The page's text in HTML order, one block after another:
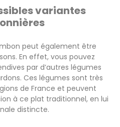
variantes
peut également être
En effet, vous pouvez
par d’autres légumes
Ces légumes sont très
de France et peuvent
à ce plat traditionnel, en lui
distincte.